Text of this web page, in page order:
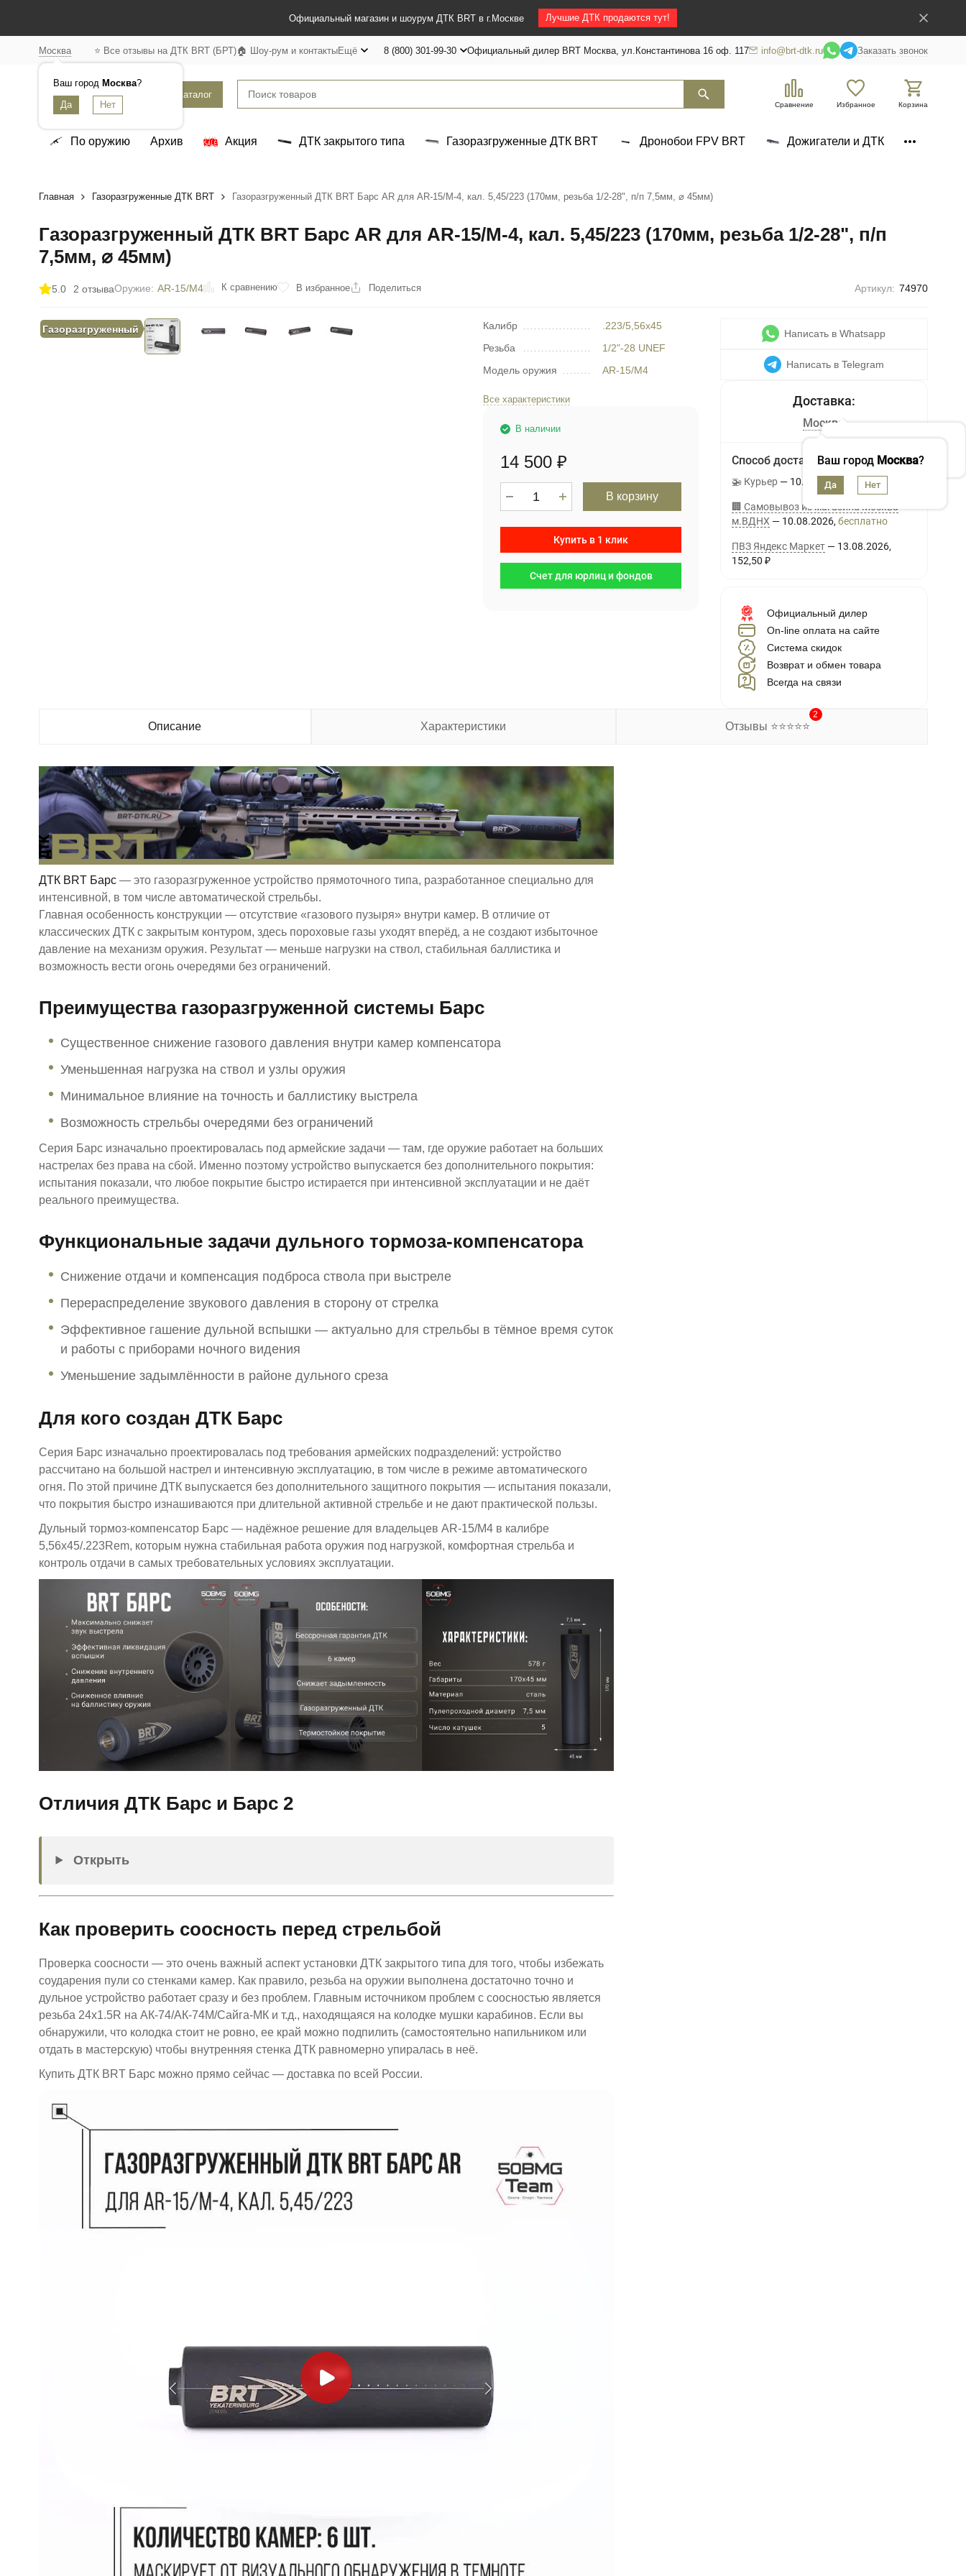
Официальный магазин и шоурум ДТК BRT в г.Москве Лучшие ДТК продаются тут!
Москва
Ваш город Москва?
⭐ Все отзывы на ДТК BRT (БРТ)🏠 Шоу-рум и контактыЕщё 8 (800) 301-99-30 Официальный дилер BRT Москва, ул.Константинова 16 оф. 117 info@brt-dtk.ru Заказать звонок
Каталог
Сравнение Избранное Корзина
По оружию Архив Акция ДТК закрытого типа Газоразгруженные ДТК BRT Дронобои FPV BRT Дожигатели и ДТК
Главная Газоразгруженные ДТК BRT Газоразгруженный ДТК BRT Барс AR для AR-15/M-4, кал. 5,45/223 (170мм, резьба 1/2-28", п/п 7,5мм, ⌀ 45мм)
Газоразгруженный ДТК BRT Барс AR для AR-15/M-4, кал. 5,45/223 (170мм, резьба 1/2-28", п/п
7,5мм, ⌀ 45мм)
5.0 2 отзываОружие: AR-15/М4 К сравнению В избранное Поделиться Артикул: 74970
Газоразгруженный Калибр
.223/5,56x45
Резьба
1/2"-28 UNEF
Модель оружия
AR-15/М4
Все характеристики
В наличии
14 500 ₽
В корзину
Купить в 1 клик
Счет для юрлиц и фондов
Написать в Whatsapp
Написать в Telegram
Москва
Ваш город Москва?
Способ доставки
🚁 Курьер 10.08.2026 ₽
🏢 Самовывоз из магазина Москва
м.ВДНХ
10.08.2026 Бесплатно
ПВЗ Яндекс Маркет
13.08.2026
152,50 ₽
Официальный дилер
On-line оплата на сайте
Система скидок
Возврат и обмен товара
Всегда на связи
Описание Характеристики Отзывы ⭐⭐⭐⭐⭐
2
ДТК BRT Барс— это газоразгруженное устройство прямоточного типа, разработанное специально для
интенсивной, в том числе автоматической стрельбы.
Главная особенность конструкции — отсутствие «газового пузыря» внутри камер. В отличие от
классических ДТК с закрытым контуром, здесь пороховые газы уходят вперёд, а не создают избыточное
давление на механизм оружия. Результат — меньше нагрузки на ствол, стабильная баллистика и
возможность вести огонь очередями без ограничений.
Преимущества газоразгруженной системы Барс
Существенное снижение газового давления внутри камер компенсатора
Уменьшенная нагрузка на ствол и узлы оружия
Минимальное влияние на точность и баллистику выстрела
Возможность стрельбы очередями без ограничений
Серия Барс изначально проектировалась под армейские задачи — там, где оружие работает на больших
настрелах без права на сбой. Именно поэтому устройство выпускается без дополнительного покрытия:
испытания показали, что любое покрытие быстро истирается при интенсивной эксплуатации и не даёт
реального преимущества.
Функциональные задачи дульного тормоза-компенсатора
Снижение отдачи и компенсация подброса ствола при выстреле
Перераспределение звукового давления в сторону от стрелка
Эффективное гашение дульной вспышки — актуально для стрельбы в тёмное время суток
и работы с приборами ночного видения
Уменьшение задымлённости в районе дульного среза
Для кого создан ДТК Барс
Серия Барс изначально проектировалась под требования армейских подразделений: устройство
рассчитано на большой настрел и интенсивную эксплуатацию, в том числе в режиме автоматического
огня. По этой причине ДТК выпускается без дополнительного защитного покрытия — испытания показали,
что покрытия быстро изнашиваются при длительной активной стрельбе и не дают практической пользы.
Дульный тормоз-компенсатор Барс — надёжное решение для владельцев AR-15/M4 в калибре
5,56х45/.223Rem, которым нужна стабильная работа оружия под нагрузкой, комфортная стрельба и
контроль отдачи в самых требовательных условиях эксплуатации.
Отличия ДТК Барс и Барс 2
Открыть
Как проверить соосность перед стрельбой
Проверка соосности — это очень важный аспект установки ДТК закрытого типа для того, чтобы избежать
соударения пули со стенками камер. Как правило, резьба на оружии выполнена достаточно точно и
дульное устройство работает сразу и без проблем. Главным источником проблем с соосностью является
резьба 24х1.5R на АК-74/АК-74М/Сайга-МК и т.д., находящаяся на колодке мушки карабинов. Если вы
обнаружили, что колодка стоит не ровно, ее край можно подпилить (самостоятельно напильником или
отдать в мастерскую) чтобы внутренняя стенка ДТК равномерно упиралась в неё.
Купить ДТК BRT Барс можно прямо сейчас — доставка по всей России.